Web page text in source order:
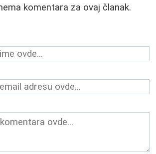
komentara za ovaj članak.